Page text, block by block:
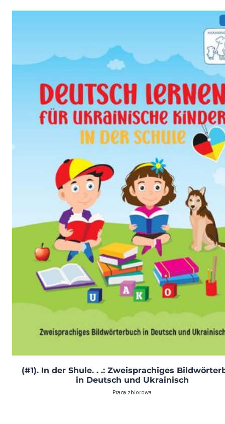
(#1). In der Shule. . .: Zweisprachiges
in Deutsch und Ukrainisch
Praca zbiorowa